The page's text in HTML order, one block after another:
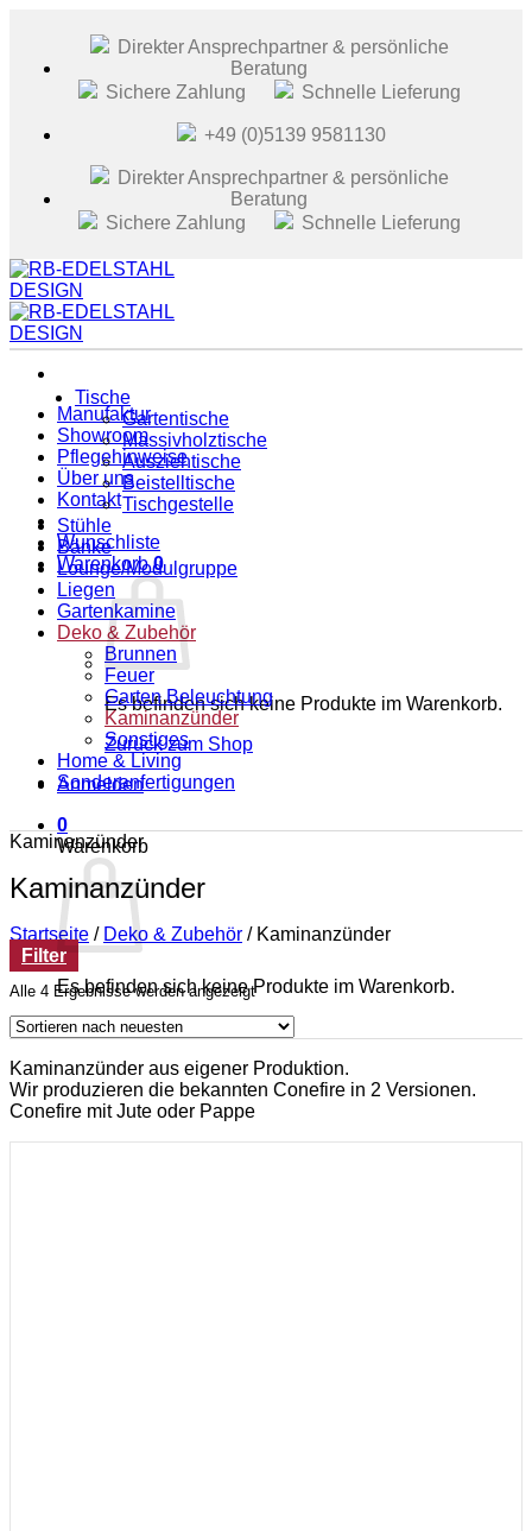
Direkter Ansprechpartner & persönliche
Beratung
Sichere Zahlung
Schnelle Lieferung
+49 (0)5139 9581130
Direkter Ansprechpartner & persönliche
Beratung
Sichere Zahlung
Schnelle Lieferung
Manufaktur
Showroom
Pflegehinweise
Über uns
Kontakt
Wunschliste
Warenkorb0
Es befinden sich keine Produkte im Warenkorb.
Zurück zum Shop
Anmelden
0
Warenkorb
Es befinden sich keine Produkte im Warenkorb.
Zurück zum Shop
Tische
Gartentische
Massivholztische
Ausziehtische
Beistelltische
Tischgestelle
Stühle
Bänke
Lounge/Modulgruppe
Liegen
Gartenkamine
Deko & Zubehör
Brunnen
Feuer
Garten Beleuchtung
Kaminanzünder
Sonstiges
Home & Living
Sonderanfertigungen
Kaminanzünder
Kaminanzünder
Startseite / Deko & Zubehör /Kaminanzünder
Filter
Alle 4 Ergebnisse werden angezeigtNach
sortiert
Kaminanzünder aus eigener Produktion.
Wir produzieren die bekannten Conefire in 2 Versionen.
Conefire mit Jute oder Pappe